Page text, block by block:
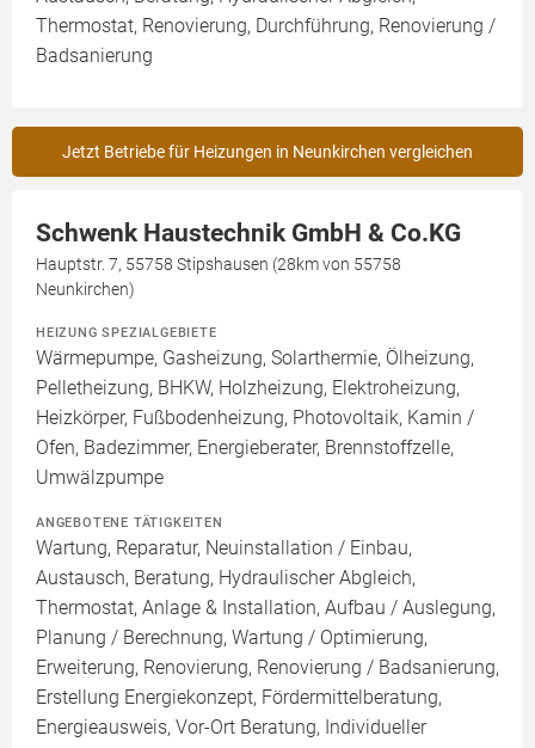
Thermostat, Renovierung, Durchführung, Renovierung /
Badsanierung
Jetzt Betriebe für Heizungen in Neunkirchen vergleichen
Schwenk Haustechnik GmbH & Co.KG
Hauptstr. 7, 55758 Stipshausen (28km von 55758
Neunkirchen)
HEIZUNG SPEZIALGEBIETE
Wärmepumpe, Gasheizung, Solarthermie, Ölheizung,
Pelletheizung, BHKW, Holzheizung, Elektroheizung,
Heizkörper, Fußbodenheizung, Photovoltaik, Kamin /
Ofen, Badezimmer, Energieberater, Brennstoffzelle,
Umwälzpumpe
ANGEBOTENE TÄTIGKEITEN
Wartung, Reparatur, Neuinstallation / Einbau,
Austausch, Beratung, Hydraulischer Abgleich,
Thermostat, Anlage & Installation, Aufbau / Auslegung,
Planung / Berechnung, Wartung / Optimierung,
Erweiterung, Renovierung, Renovierung / Badsanierung,
Erstellung Energiekonzept, Fördermittelberatung,
Energieausweis, Vor-Ort Beratung, Individueller